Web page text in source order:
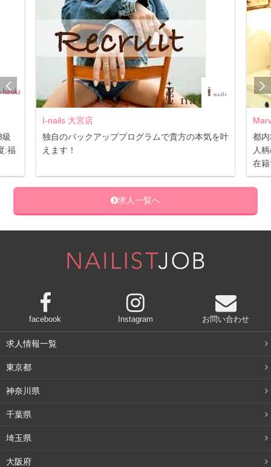
:福
I-nails 大宮店
独自のバックアッププログラムで貴方の本気を叶
えます！
都
人
在
求人一覧へ
facebook Instagram お問い合わせ
求人情報一覧
東京都
神奈川県
千葉県
埼玉県
大阪府